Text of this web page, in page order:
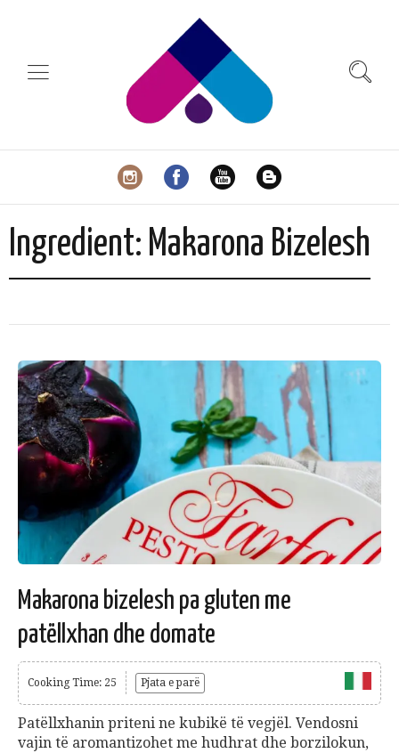
Ingredient: Makarona Bizelesh
Makarona bizelesh pa gluten me
patëllxhan dhe domate
Cooking Time: 25 Pjata e parë
Patëllxhanin priteni ne kubikë të vegjël. Vendosni
vajin të aromantizohet me hudhrat dhe borzilokun,